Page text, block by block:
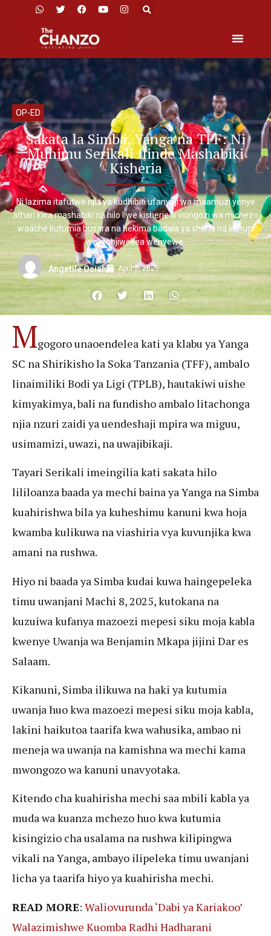
OP-ED
Sakata la Simba, Yanga na TFF: Ni
Muhimu Serikali Ilinde Mashabiki
Kisheria
Ni lazima itafutwe njia ya kudhibiti ufanyaji wa maamuzi yenye
athari kwa mashabiki na hilo liwe kisherie ili viongozi wa michezo
waache kutumia busara na hekima badala ya sheria na kanuni
walizohjiwekea wenyewe.
Angetile Osiah April 2, 2025
Mgogoro unaoendelea kati ya klabu ya Yanga
SC na Shirikisho la Soka Tanzania (TFF), ambalo
linaimiliki Bodi ya Ligi (TPLB), hautakiwi uishe
kimyakimya, bali na fundisho ambalo litachonga
njia nzuri zaidi ya uendeshaji mpira wa miguu,
usimamizi, uwazi, na uwajibikaji.
Tayari Serikali imeingilia kati sakata hilo
lililoanza baada ya mechi baina ya Yanga na Simba
kuahirishwa bila ya kuheshimu kanuni kwa hoja
kwamba kulikuwa na viashiria vya kuvunjika kwa
amani na rushwa.
Hiyo ni baada ya Simba kudai kuwa haingepeleka
timu uwanjani Machi 8, 2025, kutokana na
kuzuiwa kufanya mazoezi mepesi siku moja kabla
kwenye Uwanja wa Benjamin Mkapa jijini Dar es
Salaam.
Kikanuni, Simba ilikuwa na haki ya kutumia
uwanja huo kwa mazoezi mepesi siku moja kabla,
lakini haikutoa taarifa kwa wahusika, ambao ni
meneja wa uwanja na kamishna wa mechi kama
mwongozo wa kanuni unavyotaka.
Kitendo cha kuahirisha mechi saa mbili kabla ya
muda wa kuanza mchezo huo kwa kutumia
kisingizio cha usalama na rushwa kilipingwa
vikali na Yanga, ambayo ilipeleka timu uwanjani
licha ya taarifa hiyo ya kuahirisha mechi.
READ MORE: Waliovurunda ‘Dabi ya Kariakoo’
Walazimishwe Kuomba Radhi Hadharani